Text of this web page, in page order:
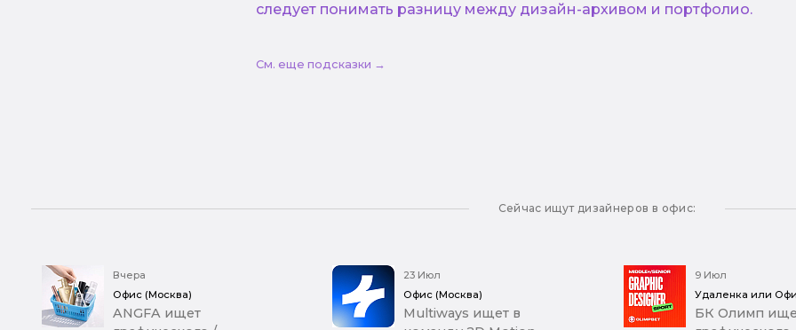
следует понимать разницу между дизайн-архивом и портфолио.
См. еще подсказки →
Сейчас ищут дизайнеров в офис:
Вчера
Офис (Москва)
ANGFA ищет
23 Июл
Офис (Москва)
Multiways ищет в
9 Июл
Удаленка или
БК Олимп